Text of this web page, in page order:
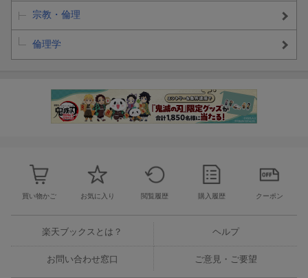
宗教・倫理
倫理学
買い物かご お気に入り 閲覧履歴 購入履歴 クーポン
楽天ブックスとは？ ヘルプ
お問い合わせ窓口 ご意見・ご要望